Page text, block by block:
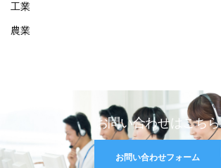
工業
農業
お問い合わせはこちら
お問い合わせフォーム